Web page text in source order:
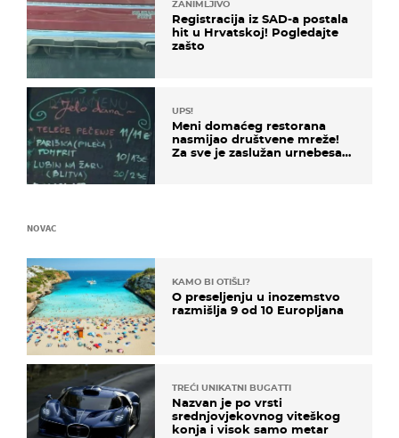
ZANIMLJIVO
Registracija iz SAD-a postala
hit u Hrvatskoj! Pogledajte
zašto
UPS!
Meni domaćeg restorana
nasmijao društvene mreže!
Za sve je zaslužan urnebesan
NOVAC
KAMO BI OTIŠLI?
O preseljenju u inozemstvo
razmišlja 9 od 10 Europljana
TREĆI UNIKATNI BUGATTI
Nazvan je po vrsti
srednjovjekovnog viteškog
konja i visok samo metar